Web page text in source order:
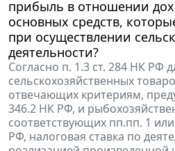
прибыль в отношении
основных средств,
при осуществлении
деятельности?
Согласно п. 1.3 ст. 284 НК РФ
сельскохозяйственных
отвечающих критериям,
346.2 НК РФ, и
соответствующих пп.пп. 1
РФ, налоговая ставка по